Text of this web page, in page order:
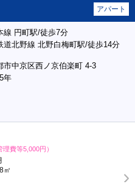
アパート
線 円町駅/徒歩7分
道北野線 北野白梅町駅/徒歩14分
市中京区西ノ京伯楽町 4-3
年
理費等5,000円）
㎡